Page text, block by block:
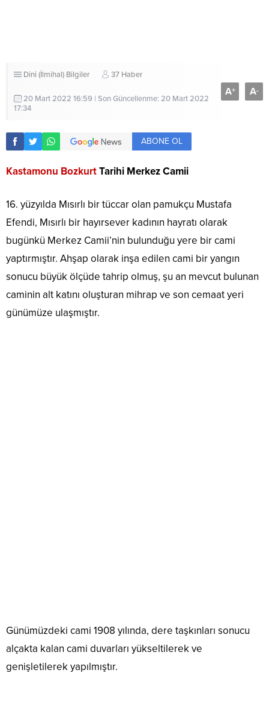
Dini (İlmihal) Bilgiler 37 Haber
20 Mart 2022 16:59 | Son Güncellenme: 20 Mart 2022
17:34
A+ A-
ABONE OL
Kastamonu BozkurtTarihi Merkez Camii
16. yüzyılda Mısırlı bir tüccar olan pamukçu Mustafa
Efendi, Mısırlı bir hayırsever kadının hayratı olarak
bugünkü Merkez Camii’nin bulunduğu yere bir cami
yaptırmıştır. Ahşap olarak inşa edilen cami bir yangın
sonucu büyük ölçüde tahrip olmuş, şu an mevcut bulunan
caminin alt katını oluşturan mihrap ve son cemaat yeri
günümüze ulaşmıştır.
Günümüzdeki cami 1908 yılında, dere taşkınları sonucu
alçakta kalan cami duvarları yükseltilerek ve
genişletilerek yapılmıştır.